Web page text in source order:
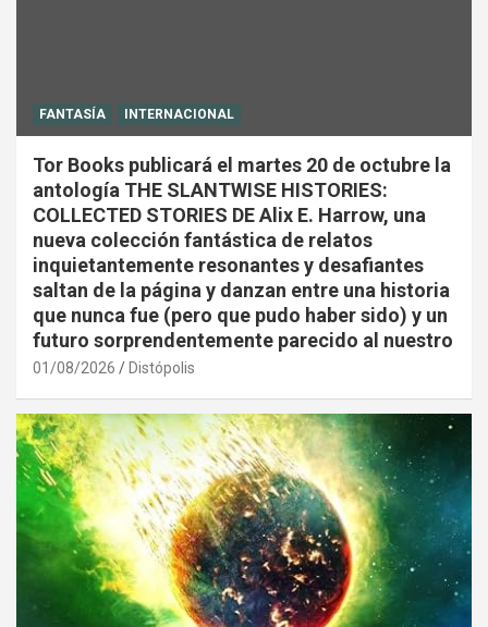
FANTASÍA INTERNACIONAL
Tor Books publicará el martes 20 de octubre la
antología THE SLANTWISE HISTORIES:
COLLECTED STORIES DE Alix E. Harrow, una
nueva colección fantástica de relatos
inquietantemente resonantes y desafiantes
saltan de la página y danzan entre una historia
que nunca fue (pero que pudo haber sido) y un
futuro sorprendentemente parecido al nuestro
01/08/2026 Distópolis